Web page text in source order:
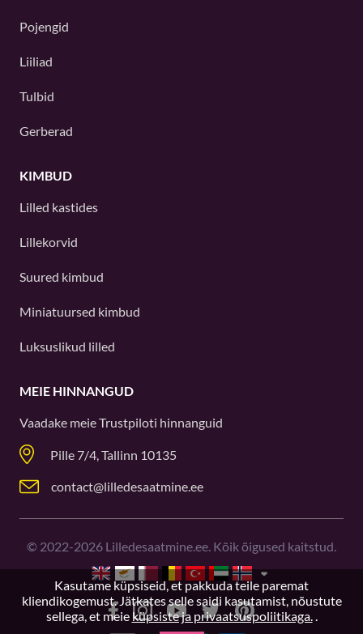
Pojengid
Liiliad
Tulbid
Gerberad
KIMBUD
Lilled kastides
Lillekorvid
Suured kimbud
Miniatuursed kimbud
Luksuslikud lilled
MEIE HINNANGUD
Vaadake meieTrustpiloti hinnanguid
Pille 7/4, Tallinn 10135
contact@lilledesaatmine.ee
© 2022-2026 Lilledesaatmine.ee. Kõik õigused kaitstud.
Kasutame küpsiseid, et pakkuda teile paremat
kliendikogemust. Jätkates selle saidi kasutamist, nõustute
sellega, et meie küpsiste ja privaatsuspoliitikaga..